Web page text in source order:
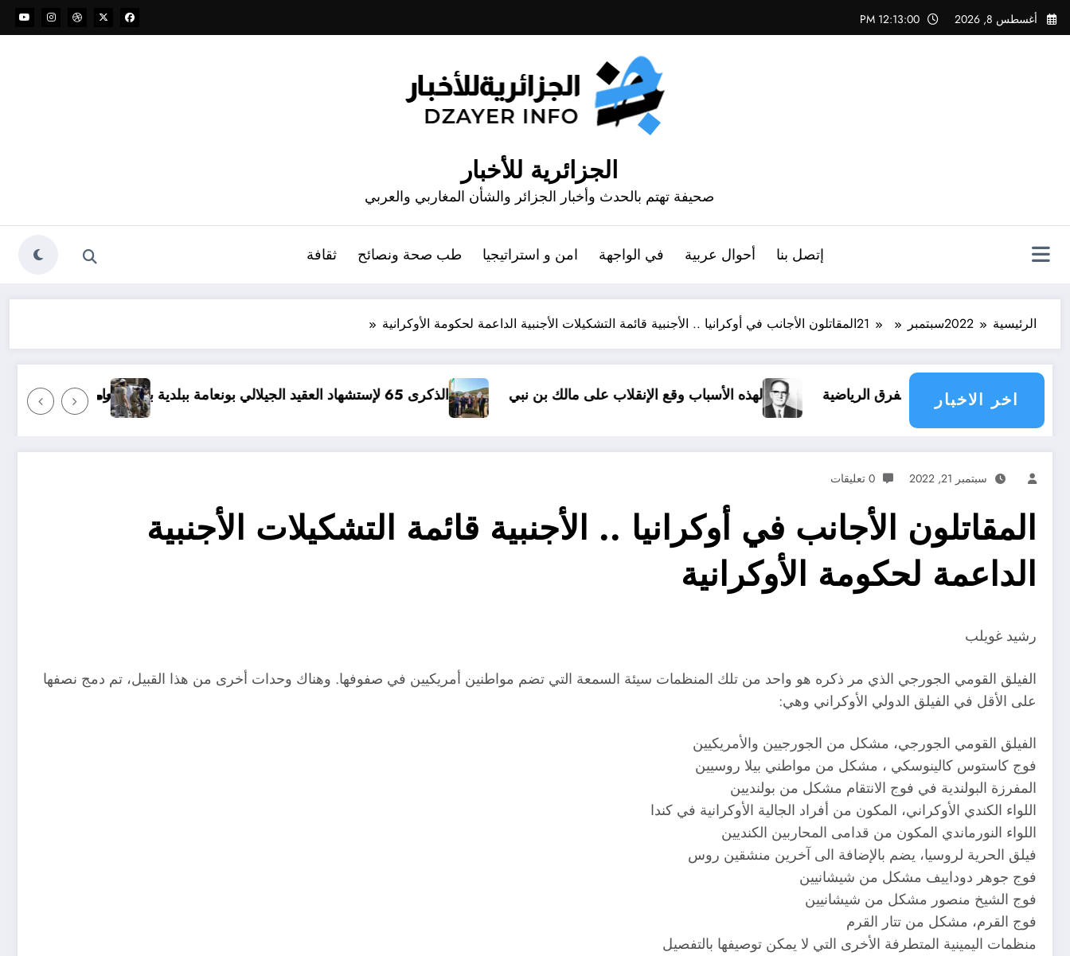
التجاوز
إلى
أغسطس 8, 2026 12:13:01 PM
الجزائرية للأخبار
صحيفة تهتم بالحدث وأخبار الجزائر والشأن المغاربي والعربي
إتصل بنا أحوال عربية في الواجهة امن و استراتيجيا طب صحة ونصائح ثقافة
الرئيسية 2022سبتمبر 21المقاتلون الأجانب في أوكرانيا .. الأجنبية قائمة التشكيلات الأجنبية الداعمة لحكومة الأوكرانية
اخر الاخبار
والفرق الرياضية لهذه الأسباب وقع الإنقلاب على مالك بن نبي الذكرى 65 لإستشهاد العقيد الجيلالي بونعامة ببلدية برج بونعامة بتيسمسيلت رموز الكراهية في المستوطنات
سبتمبر 21, 2022 0 تعليقات
المقاتلون الأجانب في أوكرانيا .. الأجنبية قائمة التشكيلات الأجنبية
الداعمة لحكومة الأوكرانية
رشيد غويلب
الفيلق القومي الجورجي الذي مر ذكره هو واحد من تلك المنظمات سيئة السمعة التي تضم مواطنين أمريكيين في صفوفها. وهناك وحدات أخرى من هذا القبيل، تم دمج نصفها
على الأقل في الفيلق الدولي الأوكراني وهي:
الفيلق القومي الجورجي، مشكل من الجورجيين والأمريكيين
فوج كاستوس كالينوسكي ، مشكل من مواطني بيلا روسيين
المفرزة البولندية في فوج الانتقام مشكل من بولنديين
اللواء الكندي الأوكراني، المكون من أفراد الجالية الأوكرانية في كندا
اللواء النورماندي المكون من قدامى المحاربين الكنديين
فيلق الحرية لروسيا، يضم بالإضافة الى آخرين منشقين روس
فوج جوهر دوداييف مشكل من شيشانيين
فوج الشيخ منصور مشكل من شيشانيين
فوج القرم، مشكل من تتار القرم
منظمات اليمينية المتطرفة الأخرى التي لا يمكن توصيفها بالتفصيل